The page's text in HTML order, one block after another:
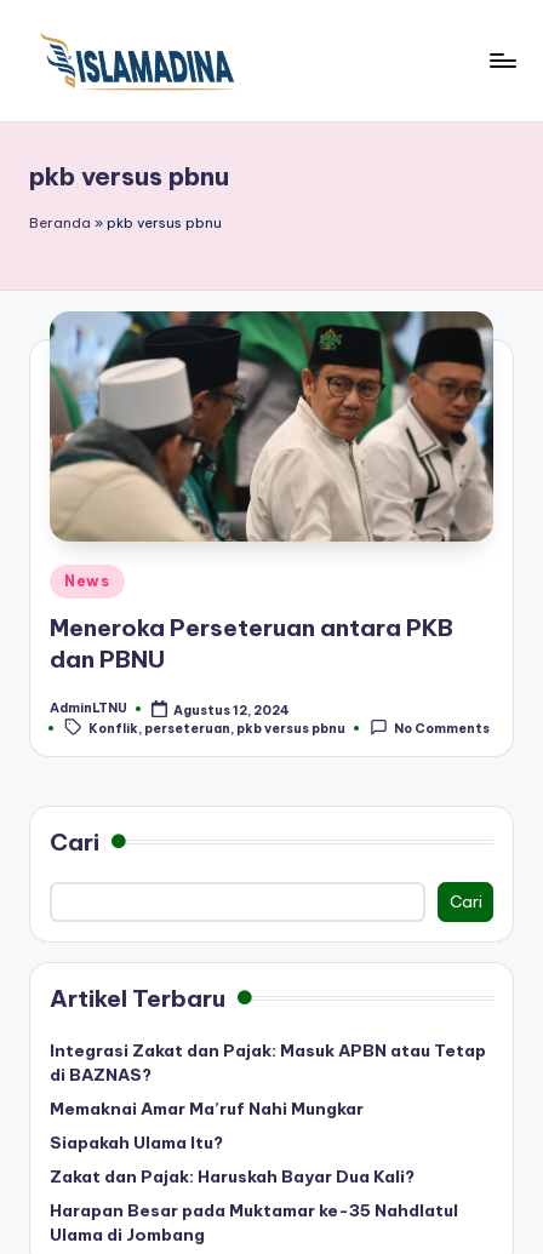
pkb versus pbnu
Beranda » pkb versus pbnu
Posted
News
Meneroka Perseteruan antara PKB
dan PBNU
Posted
by
AdminLTNU Agustus 12, 2024
Tags:
Konflik, perseteruan, pkb versus pbnu No Comments
Cari
Cari
Artikel Terbaru
Integrasi Zakat dan Pajak: Masuk APBN atau Tetap
di BAZNAS?
Memaknai Amar Ma’ruf Nahi Mungkar
Siapakah Ulama Itu?
Zakat dan Pajak: Haruskah Bayar Dua Kali?
Harapan Besar pada Muktamar ke-35 Nahdlatul
Ulama di Jombang